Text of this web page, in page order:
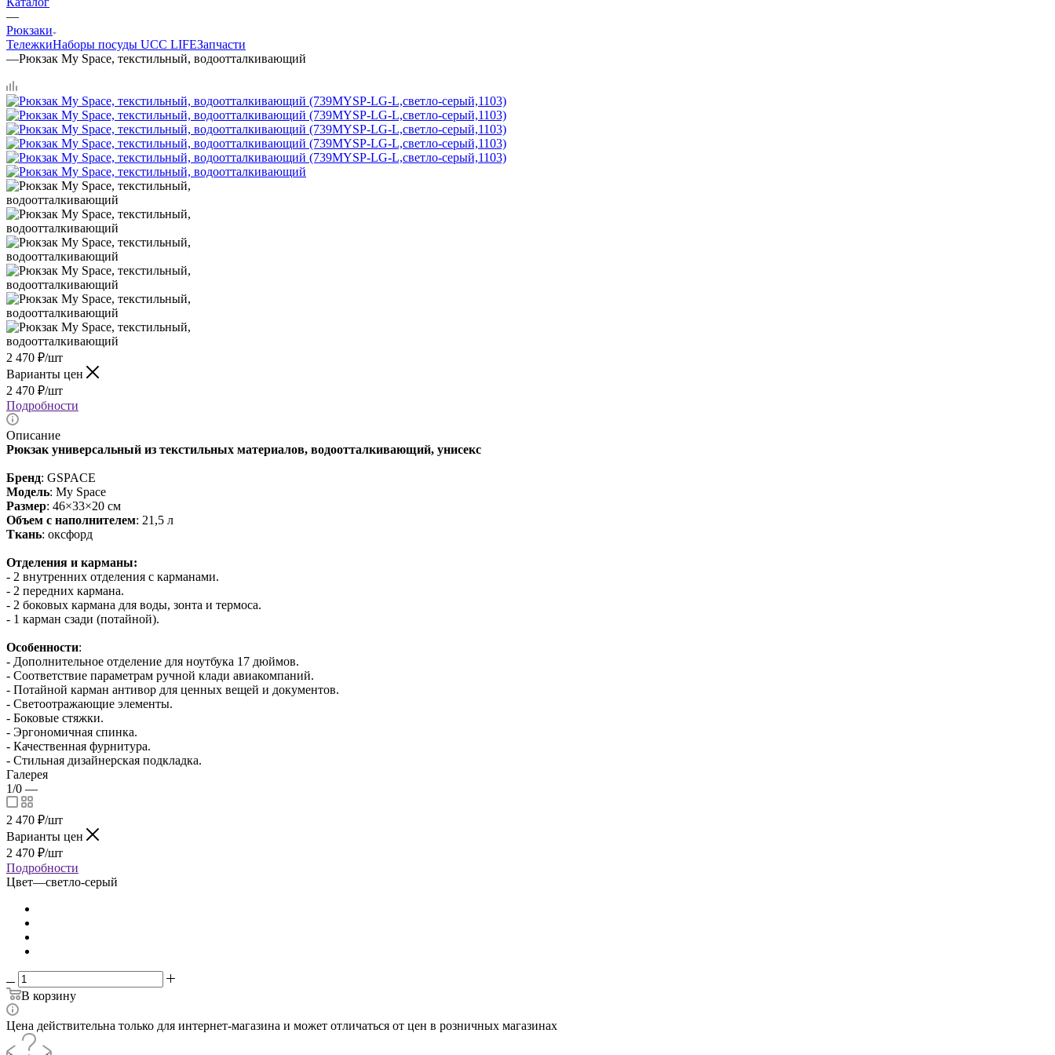
—
Рюкзаки
ТележкиНаборы посуды UCC LIFEЗапчасти
—Рюкзак My Space, текстильный, водоотталкивающий
2 470 ₽/шт
Варианты цен
2 470 ₽/шт
Подробности
Описание
Рюкзак универсальный из текстильных материалов, водоотталкивающий, унисекс
Бренд: GSPACE
Модель: My Space
Размер: 46×33×20 см
Объем с наполнителем: 21,5 л
Ткань: оксфорд
Отделения и карманы:
- 2 внутренних отделения с карманами.
- 2 передних кармана.
- 2 боковых кармана для воды, зонта и термоса.
- 1 карман сзади (потайной).
Особенности:
- Дополнительное отделение для ноутбука 17 дюймов.
- Соответствие параметрам ручной клади авиакомпаний.
- Потайной карман антивор для ценных вещей и документов.
- Светоотражающие элементы.
- Боковые стяжки.
- Эргономичная спинка.
- Качественная фурнитура.
- Стильная дизайнерская подкладка.
Галерея
1/0 —
2 470 ₽/шт
Варианты цен
2 470 ₽/шт
Подробности
Цвет—светло-серый
В корзину
Цена действительна только для интернет-магазина и может отличаться от цен в розничных магазинах